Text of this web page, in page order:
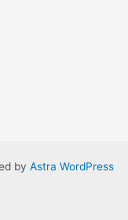
by Astra WordPress